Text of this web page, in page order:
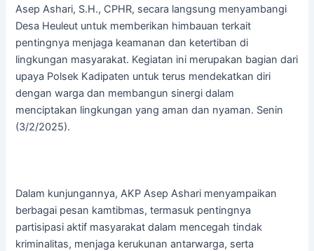
Asep Ashari, S.H., CPHR, secara langsung menyambangi
Desa Heuleut untuk memberikan himbauan terkait
pentingnya menjaga keamanan dan ketertiban di
lingkungan masyarakat. Kegiatan ini merupakan bagian dari
upaya Polsek Kadipaten untuk terus mendekatkan diri
dengan warga dan membangun sinergi dalam
menciptakan lingkungan yang aman dan nyaman. Senin
(3/2/2025).
Dalam kunjungannya, AKP Asep Ashari menyampaikan
berbagai pesan kamtibmas, termasuk pentingnya
partisipasi aktif masyarakat dalam mencegah tindak
kriminalitas, menjaga kerukunan antarwarga, serta